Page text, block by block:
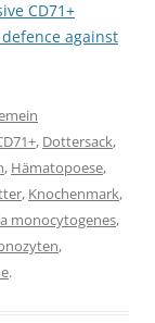
CD71+
against
, Dottersack,
, Hämatopoese,
, Knochenmark,
monocytogenes,
,
.